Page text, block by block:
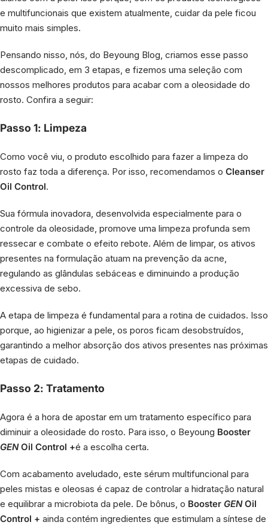
e multifuncionais que existem atualmente, cuidar da pele ficou
muito mais simples.
Pensando nisso, nós, do Beyoung Blog, criamos esse passo
descomplicado, em 3 etapas, e fizemos uma seleção com
nossos melhores produtos para acabar com a oleosidade do
rosto. Confira a seguir:
Passo 1: Limpeza
Como você viu, o produto escolhido para fazer a limpeza do
rosto faz toda a diferença. Por isso, recomendamos o Cleanser
Oil Control.
Sua fórmula inovadora, desenvolvida especialmente para o
controle da oleosidade, promove uma limpeza profunda sem
ressecar e combate o efeito rebote. Além de limpar, os ativos
presentes na formulação atuam na prevenção da acne,
regulando as glândulas sebáceas e diminuindo a produção
excessiva de sebo.
A etapa de limpeza é fundamental para a rotina de cuidados. Isso
porque, ao higienizar a pele, os poros ficam desobstruídos,
garantindo a melhor absorção dos ativos presentes nas próximas
etapas de cuidado.
Passo 2: Tratamento
Agora é a hora de apostar em um tratamento específico para
diminuir a oleosidade do rosto. Para isso, o Beyoung Booster
GENOil Control +é a escolha certa.
Com acabamento aveludado, este sérum multifuncional para
peles mistas e oleosas é capaz de controlar a hidratação natural
e equilibrar a microbiota da pele. De bônus, o Booster GENOil
Control + ainda contém ingredientes que estimulam a síntese de